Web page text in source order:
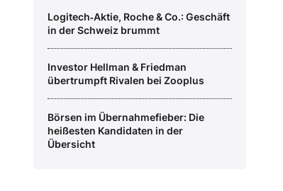
Logitech‑Aktie, Roche & Co.: Geschäft
in der Schweiz brummt
Investor Hellman & Friedman
übertrumpft Rivalen bei Zooplus
Börsen im Übernahmefieber: Die
heißesten Kandidaten in der
Übersicht